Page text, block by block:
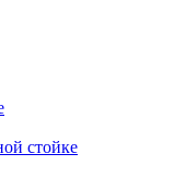
стойке